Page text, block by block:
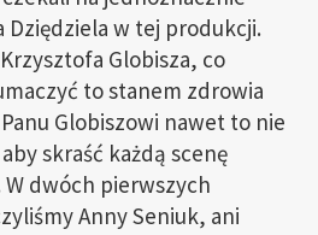
Dziędziela w tej produkcji.
Globisza, co
to stanem zdrowia
Globiszowi nawet to nie
skraść każdą scenę
W dwóch pierwszych
Anny Seniuk, ani